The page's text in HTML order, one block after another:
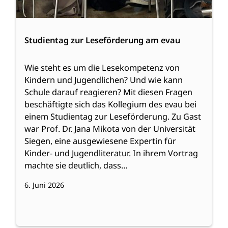
Studientag zur Leseförderung am evau
Wie steht es um die Lesekompetenz von
Kindern und Jugendlichen? Und wie kann
Schule darauf reagieren? Mit diesen Fragen
beschäftigte sich das Kollegium des evau bei
einem Studientag zur Leseförderung. Zu Gast
war Prof. Dr. Jana Mikota von der Universität
Siegen, eine ausgewiesene Expertin für
Kinder- und Jugendliteratur. In ihrem Vortrag
machte sie deutlich, dass…
6. Juni 2026